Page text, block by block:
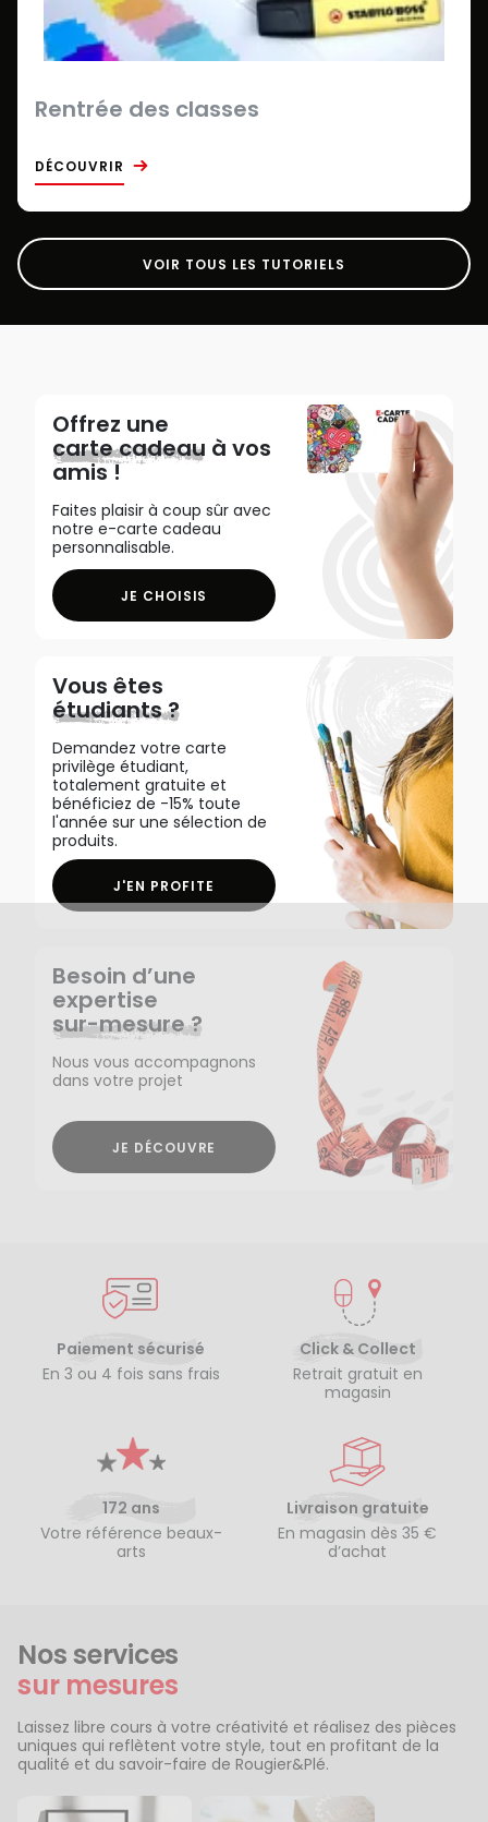
Rentrée des classes
DÉCOUVRIR
VOIR TOUS LES TUTORIELS
Offrez une
carte cadeau à vos
amis !
Faites plaisir à coup sûr avec
notre e-carte cadeau
personnalisable.
JE CHOISIS
Vous êtes
étudiants ?
Demandez votre carte
privilège étudiant,
totalement gratuite et
bénéficiez de -15% toute
l'année sur une sélection de
produits.
J'EN PROFITE
Besoin d’une
expertise
sur-mesure ?
Nous vous accompagnons
dans votre projet
JE DÉCOUVRE
Paiement sécurisé
En 3 ou 4 fois sans frais
Click & Collect
Retrait gratuit en
magasin
172 ans
Votre référence beaux-
arts
Livraison gratuite
En magasin dès 35 €
d’achat
Nos services
sur mesures
Laissez libre cours à votre créativité et réalisez des pièces
uniques qui reflètent votre style, tout en profitant de la
qualité et du savoir-faire de Rougier&Plé.